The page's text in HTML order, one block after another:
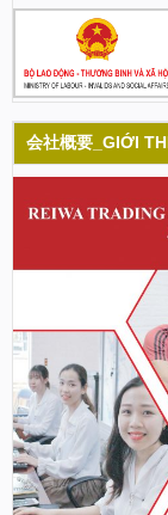
会社概要_GIỚI